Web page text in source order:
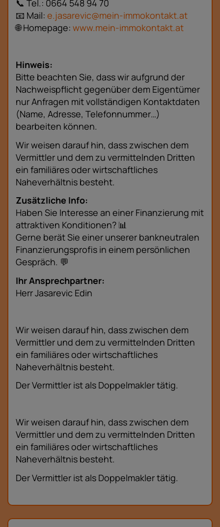
📞 Tel.: 0664 548 94 70
📧 Mail: e.jasarevic@mein-immokontakt.at
🌐 Homepage: www.mein-immokontakt.at
Hinweis:
Bitte beachten Sie, dass wir aufgrund der
Nachweispflicht gegenüber dem Eigentümer
nur Anfragen mit vollständigen Kontaktdaten
(Name, Adresse, Telefonnummer…)
bearbeiten können.
Wir weisen darauf hin, dass zwischen dem
Vermittler und dem zu vermittelnden Dritten
ein familiäres oder wirtschaftliches
Naheverhältnis besteht.
Zusätzliche Info:
Haben Sie Interesse an einer Finanzierung mit
attraktiven Konditionen? 📊
Gerne berät Sie einer unserer bankneutralen
Finanzierungsprofis in einem persönlichen
Gespräch. 💬
Ihr Ansprechpartner:
Herr Jasarevic Edin
Wir weisen darauf hin, dass zwischen dem
Vermittler und dem zu vermittelnden Dritten
ein familiäres oder wirtschaftliches
Naheverhältnis besteht.
Der Vermittler ist als Doppelmakler tätig.
Wir weisen darauf hin, dass zwischen dem
Vermittler und dem zu vermittelnden Dritten
ein familiäres oder wirtschaftliches
Naheverhältnis besteht.
Der Vermittler ist als Doppelmakler tätig.